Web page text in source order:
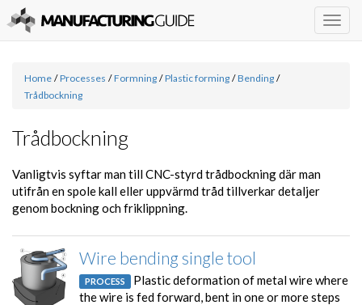
Home / Processes / Formning / Plastic forming / Bending /
Trådbockning
Trådbockning
Vanligtvis syftar man till CNC-styrd trådbockning där man
utifrån en spole kall eller uppvärmd tråd tillverkar detaljer
genom bockning och friklippning.
Wire bending single tool
PROCESS Plastic deformation of metal wire where
the wire is fed forward, bent in one or more steps